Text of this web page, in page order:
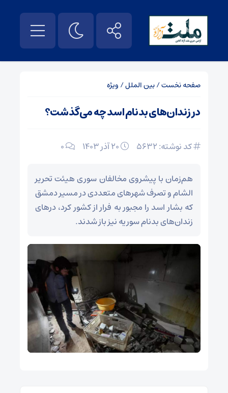
صفحه نخست/بین الملل/ ویژه
در زندان‌های بدنام اسد چه می‌گذشت؟
کد نوشته: 5632 0
هم‌زمان با پیشروی مخالفان سوری هیئت تحریر
الشام و تصرف شهرهای متعددی در مسیر دمشق
که بشار اسد را مجبور به فرار از کشور کرد، درهای
زندان‌های بدنام سوریه نیز باز شدند.